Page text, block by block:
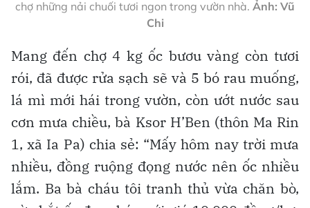
chợ những nải chuối tươi ngon trong vườn nhà. Ảnh: Vũ
Chi
Mang đến chợ 4 kg ốc bươu vàng còn tươi
rói, đã được rửa sạch sẽ và 5 bó rau muống,
lá mì mới hái trong vườn, còn ướt nước sau
cơn mưa chiều, bà Ksor H’Ben (thôn Ma Rin
1, xã Ia Pa) chia sẻ: “Mấy hôm nay trời mưa
nhiều, đồng ruộng đọng nước nên ốc nhiều
lắm. Ba bà cháu tôi tranh thủ vừa chăn bò,